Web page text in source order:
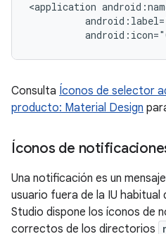
<application
Consulta Íconos de selector
producto: Material Design
Íconos de
Una notificación es un
usuario fuera de la IU habitual
Studio dispone los íconos de
correctos de los directorios